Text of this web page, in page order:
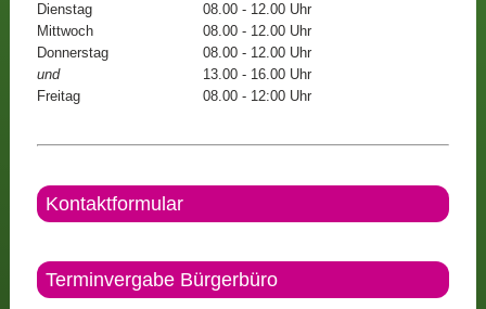
Dienstag
08.00 - 12.00 Uhr
Mittwoch
08.00 - 12.00 Uhr
Donnerstag
08.00 - 12.00 Uhr
und
13.00 - 16.00 Uhr
Freitag
08.00 - 12:00 Uhr
Kontaktformular
Terminvergabe Bürgerbüro